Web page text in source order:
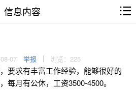
信息内容
07 举报 浏览：225
要求有丰富工作经验，能够很好的
每月有公休，工资3500-4500。